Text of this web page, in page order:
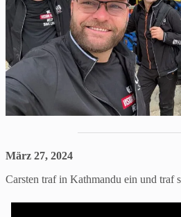
März 27, 2024
Carsten traf in Kathmandu ein und traf